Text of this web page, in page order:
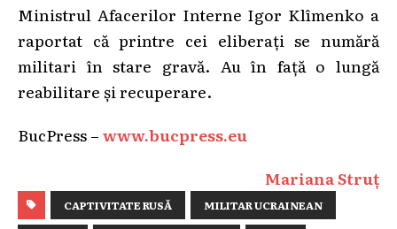
Ministrul Afacerilor Interne Igor Klîmenko a
raportat că printre cei eliberați se numără
militari în stare gravă. Au în față o lungă
reabilitare și recuperare.
BucPress –www.bucpress.eu
Mariana Struț
CAPTIVITATE RUSĂ MILITAR UCRAINEAN